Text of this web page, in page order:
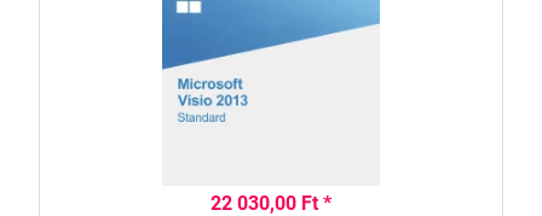
22 030,00 Ft *